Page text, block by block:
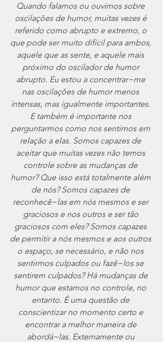
Quando falamos ou ouvimos sobre
oscilações de humor, muitas vezes é
referido como abrupto e extremo, o
que pode ser muito difícil para ambos,
aquele que as sente, e aquele mais
próximo do oscilador de humor
abrupto. Eu estou a concentrar~me
nas oscilações de humor menos
intensas, mas igualmente importantes.
E também é importante nos
perguntarmos como nos sentimos em
relação a elas. Somos capazes de
aceitar que muitas vezes não temos
controle sobre as mudanças de
humor? Que isso está totalmente além
de nós? Somos capazes de
reconhecê~las em nós mesmos e ser
graciosos e nos outros e ser tão
graciosos com eles? Somos capazes
de permitir a nós mesmos e aos outros
o espaço, se necessário, e não nos
sentirmos culpados ou fazê~los se
sentirem culpados? Há mudanças de
humor que estamos no controle, no
entanto. É uma questão de
conscientizar no momento certo e
encontrar a melhor maneira de
abordá~las. Externamente ou